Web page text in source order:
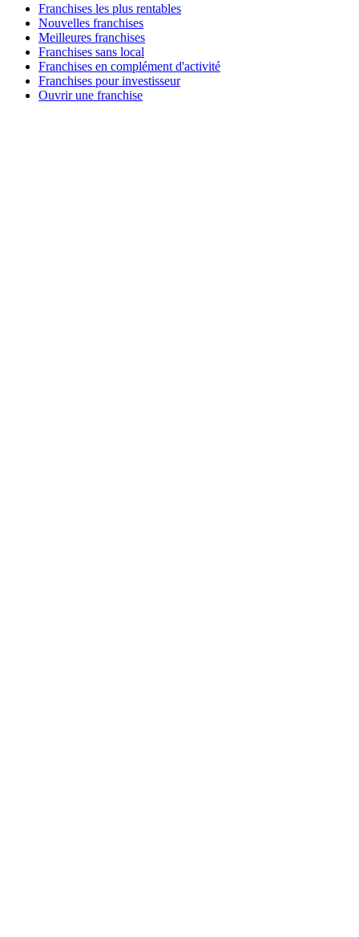
Franchises les plus rentables
Nouvelles franchises
Meilleures franchises
Franchises sans local
Franchises en complément d'activité
Franchises pour investisseur
Ouvrir une franchise